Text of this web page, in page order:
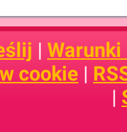
|
cookie |
|